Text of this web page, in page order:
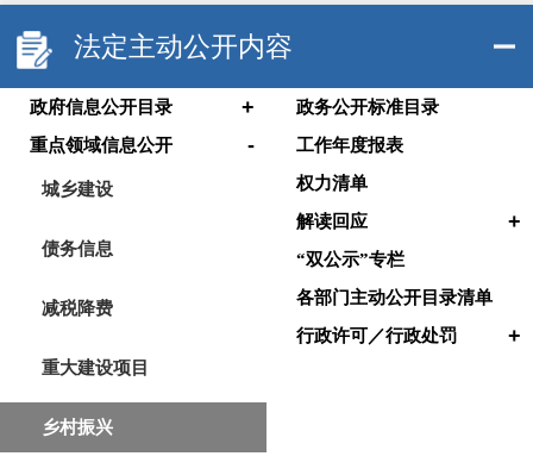
法定主动公开内容
政府信息公开目录 +
政务公开标准目录
重点领域信息公开
-
城乡建设
债务信息
减税降费
重大建设项目
乡村振兴
工作年度报表
权力清单
解读回应
+
“双公示”专栏
各部门主动公开目录清单
行政许可／行政处罚
+